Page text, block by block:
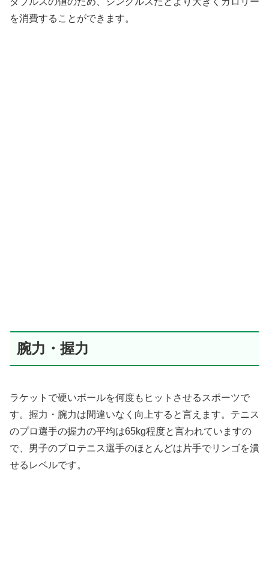
を消費することができます。
腕力・握力
ラケットで硬いボールを何度もヒットさせるスポーツで
す。握力・腕力は間違いなく向上すると言えます。テニス
のプロ選手の握力の平均は65kg程度と言われていますの
で、男子のプロテニス選手のほとんどは片手でリンゴを潰
せるレベルです。